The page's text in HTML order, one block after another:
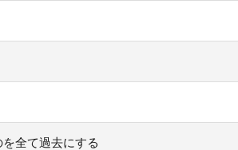
全て過去にする